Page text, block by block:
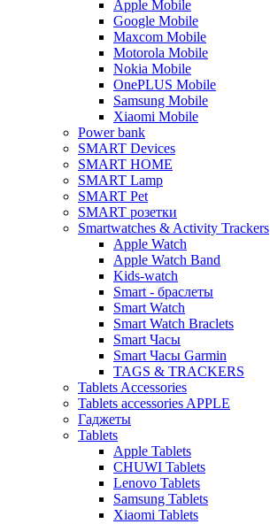
Apple Mobile
Google Mobile
Maxcom Mobile
Motorola Mobile
Nokia Mobile
OnePLUS Mobile
Samsung Mobile
Xiaomi Mobile
Power bank
SMART Devices
SMART HOME
SMART Lamp
SMART Pet
SMART розетки
Smartwatches & Activity Trackers
Apple Watch
Apple Watch Band
Kids-watch
Smart - браслеты
Smart Watch
Smart Watch Braclets
Smart Часы
Smart Часы Garmin
TAGS & TRACKERS
Tablets Accessories
Tablets accessories APPLE
Гаджеты
Tablets
Apple Tablets
CHUWI Tablets
Lenovo Tablets
Samsung Tablets
Xiaomi Tablets